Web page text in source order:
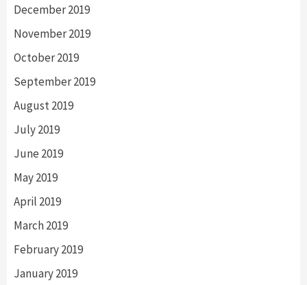
December 2019
November 2019
October 2019
September 2019
August 2019
July 2019
June 2019
May 2019
April 2019
March 2019
February 2019
January 2019